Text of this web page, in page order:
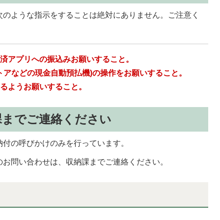
ような指示をすることは絶対にありません。ご注意く
アプリへの振込みお願いすること。
などの現金自動預払機)の操作をお願いすること。
ようお願いすること。
でご連絡ください
の呼びかけのみを行っています。
問い合わせは、収納課までご連絡ください。